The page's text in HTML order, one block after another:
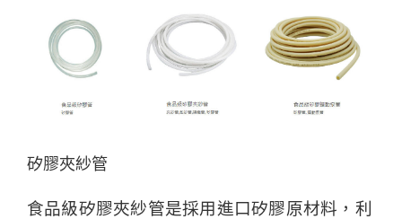
矽膠夾紗管
食品級矽膠夾紗管是採用進口矽膠原材料，利